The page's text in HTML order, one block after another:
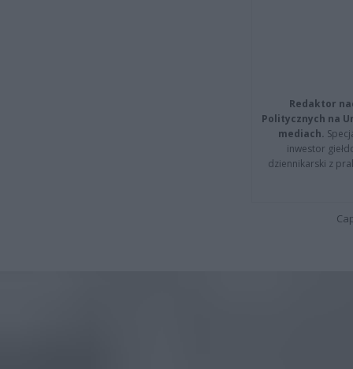
Redaktor
Politycznych na
mediach.
inwestor
dziennikarski z